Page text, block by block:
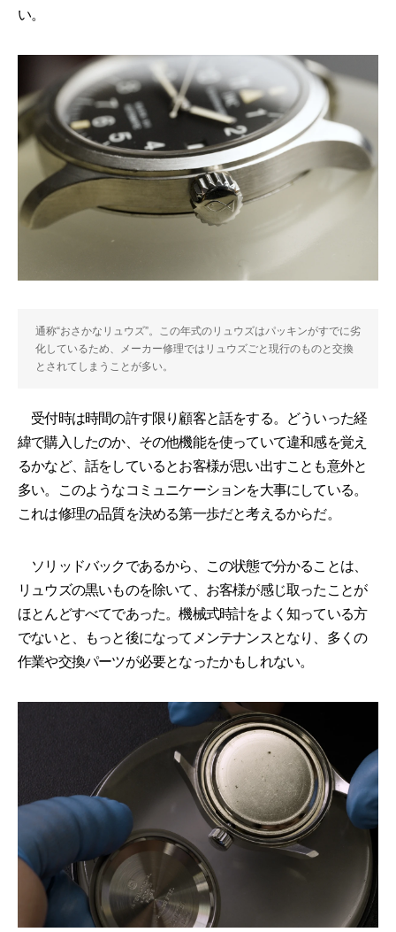
い。
通称“おさかなリュウズ”。この年式のリュウズはパッキンがすでに劣
化しているため、メーカー修理ではリュウズごと現行のものと交換
とされてしまうことが多い。
受付時は時間の許す限り顧客と話をする。どういった経
緯で購入したのか、その他機能を使っていて違和感を覚え
るかなど、話をしているとお客様が思い出すことも意外と
多い。このようなコミュニケーションを大事にしている。
これは修理の品質を決める第一歩だと考えるからだ。
ソリッドバックであるから、この状態で分かることは、
リュウズの黒いものを除いて、お客様が感じ取ったことが
ほとんどすべてであった。機械式時計をよく知っている方
でないと、もっと後になってメンテナンスとなり、多くの
作業や交換パーツが必要となったかもしれない。